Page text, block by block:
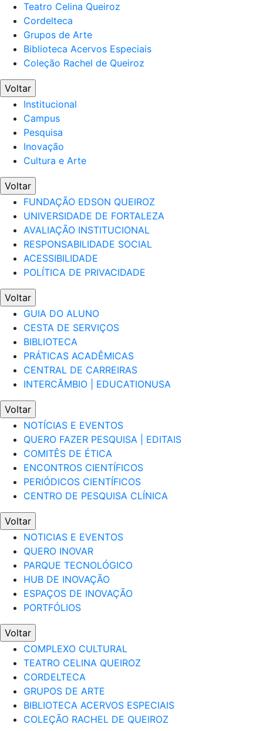
Teatro Celina Queiroz
Cordelteca
Grupos de Arte
Biblioteca Acervos Especiais
Coleção Rachel de Queiroz
Voltar
Institucional
Campus
Pesquisa
Inovação
Cultura e Arte
Voltar
FUNDAÇÃO EDSON QUEIROZ
UNIVERSIDADE DE FORTALEZA
AVALIAÇÃO INSTITUCIONAL
RESPONSABILIDADE SOCIAL
ACESSIBILIDADE
POLÍTICA DE PRIVACIDADE
Voltar
GUIA DO ALUNO
CESTA DE SERVIÇOS
BIBLIOTECA
PRÁTICAS ACADÊMICAS
CENTRAL DE CARREIRAS
INTERCÂMBIO | EDUCATIONUSA
Voltar
NOTÍCIAS E EVENTOS
QUERO FAZER PESQUISA | EDITAIS
COMITÊS DE ÉTICA
ENCONTROS CIENTÍFICOS
PERIÓDICOS CIENTÍFICOS
CENTRO DE PESQUISA CLÍNICA
Voltar
NOTICIAS E EVENTOS
QUERO INOVAR
PARQUE TECNOLÓGICO
HUB DE INOVAÇÃO
ESPAÇOS DE INOVAÇÃO
PORTFÓLIOS
Voltar
COMPLEXO CULTURAL
TEATRO CELINA QUEIROZ
CORDELTECA
GRUPOS DE ARTE
BIBLIOTECA ACERVOS ESPECIAIS
COLEÇÃO RACHEL DE QUEIROZ